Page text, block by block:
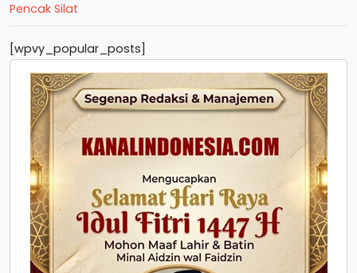
Pencak Silat
[wpvy_popular_posts]